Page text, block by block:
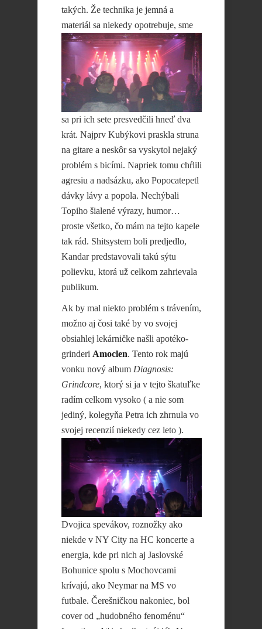
takých. Že technika je jemná a
materiál sa niekedy opotrebuje, sme
sa pri ich sete presvedčili hneď dva
krát. Najprv Kubýkovi praskla struna
na gitare a neskôr sa vyskytol nejaký
problém s bicími. Napriek tomu chŕlili
agresiu a nadsázku, ako Popocatepetl
dávky lávy a popola. Nechýbali
Topiho šialené výrazy, humor…
proste všetko, čo mám na tejto kapele
tak rád. Shitsystem boli predjedlo,
Kandar predstavovali takú sýtu
polievku, ktorá už celkom zahrievala
publikum.
Ak by mal niekto problém s trávením,
možno aj čosi také by vo svojej
obsiahlej lekárničke našli apotéko-
grinderi Amoclen. Tento rok majú
vonku nový album Diagnosis:
Grindcore, ktorý si ja v tejto škatuľke
radím celkom vysoko ( a nie som
jediný, kolegyňa Petra ich zhrnula vo
svojej recenzií niekedy cez leto ).
Dvojica spevákov, roznožky ako
niekde v NY City na HC koncerte a
energia, kde pri nich aj Jaslovské
Bohunice spolu s Mochovcami
krívajú, ako Neymar na MS vo
futbale. Čerešničkou nakoniec, bol
cover od „hudobného fenoménu“